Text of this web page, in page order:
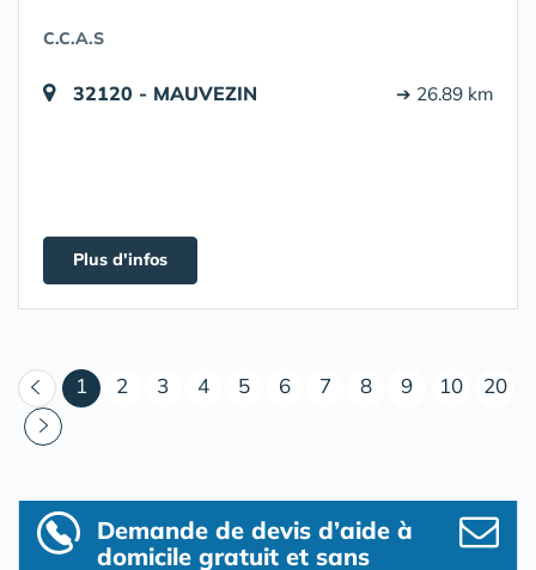
C.C.A.S
32120 - MAUVEZIN ➔ 26.89 km
Plus d'infos
1 (courant)
2 3 4 5 6 7 8 9 10 20
Demande de devis d’aide à
domicile gratuit et sans